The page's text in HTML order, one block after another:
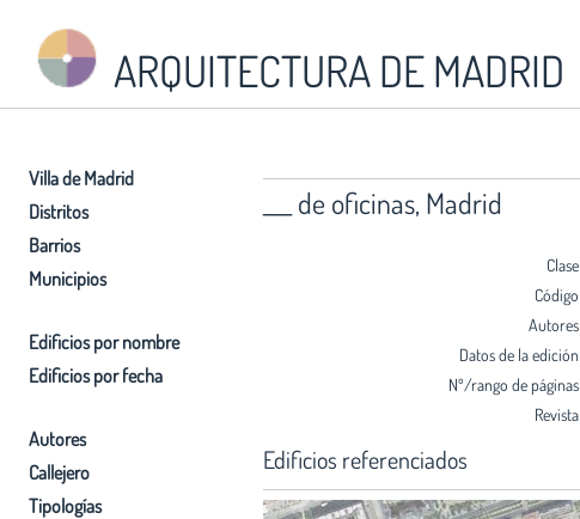
ARQUITECTURA DE MADRID
Villa de Madrid
Distritos
Barrios
Municipios
Edificios por nombre
Edificios por fecha
Autores
Callejero
Tipologías
___ de oficinas, Madrid
Clase
Código
Autores
Datos de la edición
Nº/rango de páginas
Revista
Edificios referenciados